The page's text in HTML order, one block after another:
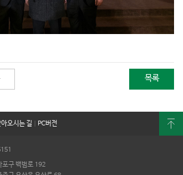
목록
아오시는 길 PC버전
구 백범로 192